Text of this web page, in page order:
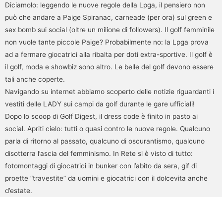
Diciamolo: leggendo le nuove regole della Lpga, il pensiero non
può che andare a Paige Spiranac, carneade (per ora) sul green e
sex bomb sui social (oltre un milione di followers). Il golf femminile
non vuole tante piccole Paige? Probabilmente no: la Lpga prova
ad a fermare giocatrici alla ribalta per doti extra-sportive. Il golf è
il golf, moda e showbiz sono altro. Le belle del golf devono essere
tali anche coperte.
Navigando su internet abbiamo scoperto delle notizie riguardanti i
vestiti delle LADY sui campi da golf durante le gare ufficiali!
Dopo lo scoop di Golf Digest, il dress code è finito in pasto ai
social. Apriti cielo: tutti o quasi contro le nuove regole. Qualcuno
parla di ritorno al passato, qualcuno di oscurantismo, qualcuno
disotterra l’ascia del femminismo. In Rete si è visto di tutto:
fotomontaggi di giocatrici in bunker con l’abito da sera, gif di
proette “travestite” da uomini e giocatrici con il dolcevita anche
d’estate.